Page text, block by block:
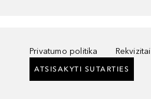
Privatumo politika Rekvizitai
ATSISAKYTI SUTARTIES